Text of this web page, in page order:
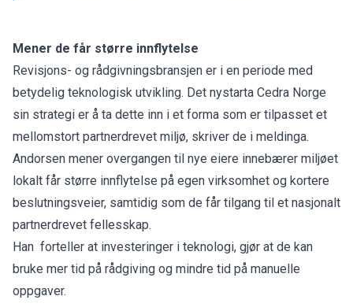
Mener de får større innflytelse
Revisjons- og rådgivningsbransjen er i en periode med
betydelig teknologisk utvikling. Det nystarta Cedra Norge
sin strategi er å ta dette inn i et forma som er tilpasset et
mellomstort partnerdrevet miljø, skriver de i meldinga.
Andorsen mener overgangen til nye eiere innebærer miljøet
lokalt får større innflytelse på egen virksomhet og kortere
beslutningsveier, samtidig som de får tilgang til et nasjonalt
partnerdrevet fellesskap.
Han forteller at investeringer i teknologi, gjør at de kan
bruke mer tid på rådgiving og mindre tid på manuelle
oppgaver.